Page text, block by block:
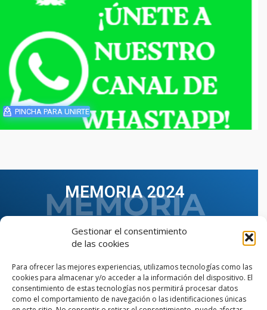
Gestionar el consentimiento
de las cookies
Para ofrecer las mejores experiencias, utilizamos tecnologías como las
cookies para almacenar y/o acceder a la información del dispositivo. El
consentimiento de estas tecnologías nos permitirá procesar datos
como el comportamiento de navegación o las identificaciones únicas
PINCHA PARA UNIRTE
MEMORIA 2024